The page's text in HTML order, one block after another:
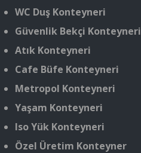
WC Duş Konteyneri
Güvenlik Bekçi Konteyneri
Atık Konteyneri
Cafe Büfe Konteyneri
Metropol Konteyneri
Yaşam Konteyneri
Iso Yük Konteyneri
Özel Üretim Konteyner